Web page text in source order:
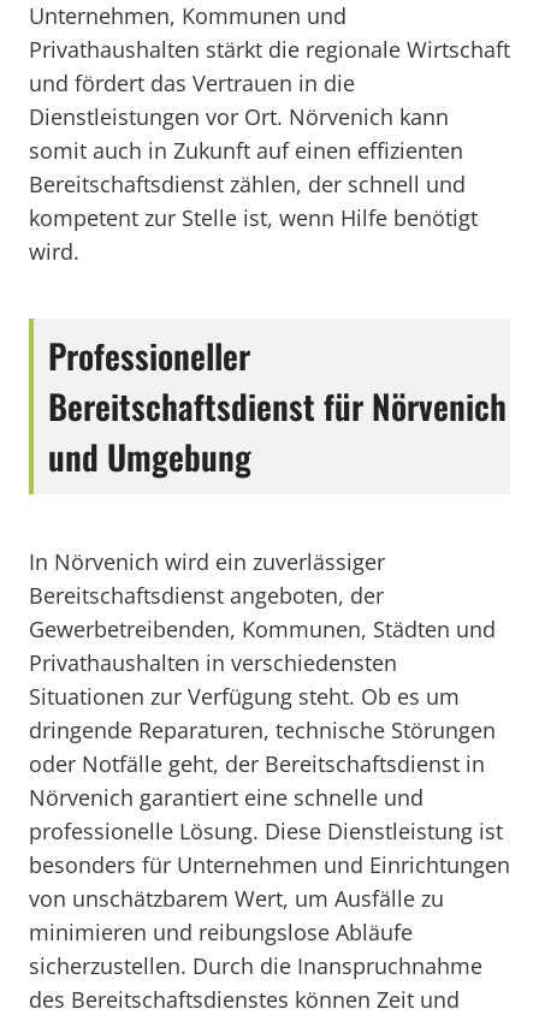
Unternehmen, Kommunen und
Privathaushalten stärkt die regionale Wirtschaft
und fördert das Vertrauen in die
Dienstleistungen vor Ort. Nörvenich kann
somit auch in Zukunft auf einen effizienten
Bereitschaftsdienst zählen, der schnell und
kompetent zur Stelle ist, wenn Hilfe benötigt
wird.
Professioneller
Bereitschaftsdienst für Nörvenich
und Umgebung
In Nörvenich wird ein zuverlässiger
Bereitschaftsdienst angeboten, der
Gewerbetreibenden, Kommunen, Städten und
Privathaushalten in verschiedensten
Situationen zur Verfügung steht. Ob es um
dringende Reparaturen, technische Störungen
oder Notfälle geht, der Bereitschaftsdienst in
Nörvenich garantiert eine schnelle und
professionelle Lösung. Diese Dienstleistung ist
besonders für Unternehmen und Einrichtungen
von unschätzbarem Wert, um Ausfälle zu
minimieren und reibungslose Abläufe
sicherzustellen. Durch die Inanspruchnahme
des Bereitschaftsdienstes können Zeit und